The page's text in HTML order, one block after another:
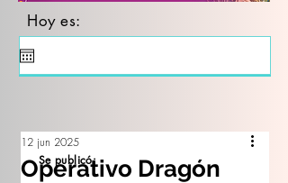
Hoy es:
Operativo Dragón
12 jun 2025
Se publicó: